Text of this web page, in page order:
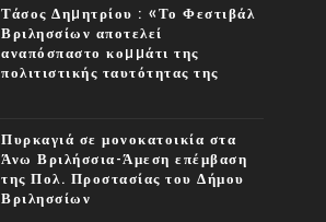
Τάσος Δηµητρίου : «Το Φεστιβάλ
Βριλησσίων αποτελεί
αναπόσπαστο κοµµάτι της
πολιτιστικής ταυτότητας της
Πυρκαγιά σε μονοκατοικία στα
Άνω Βριλήσσια-Άμεση επέμβαση
της Πολ. Προστασίας του Δήμου
Βριλησσίων